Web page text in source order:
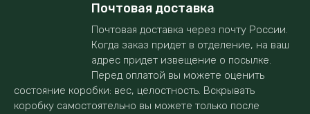
Почтовая доставка
Почтовая доставка через почту России.
Когда заказ придет в отделение, на ваш
адрес придет извещение о посылке.
Перед оплатой вы можете оценить
состояние коробки: вес, целостность. Вскрывать
коробку самостоятельно вы можете только после